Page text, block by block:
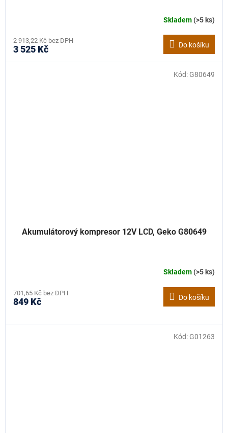
Skladem(>5 ks)
2 913,22 Kč bez DPH
3 525 Kč Do košíku
Akumulátorový kompresor 12V LCD, Geko G80649
Skladem(>5 ks)
701,65 Kč bez DPH
849 Kč Do košíku
Kód: G80649
Kód: G01263